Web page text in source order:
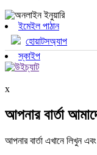
ইমেইল পাঠান
হোয়াটসঅ্যাপ
স্কাইপ
x
আপনার বার্তা
আপনার বার্তা এখানে লিখুন